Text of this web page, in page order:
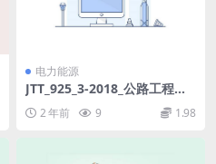
电力能源
JTT_925_3-2018_公路工程土
纤塑格栅.pdf
2 年前 9 1.98